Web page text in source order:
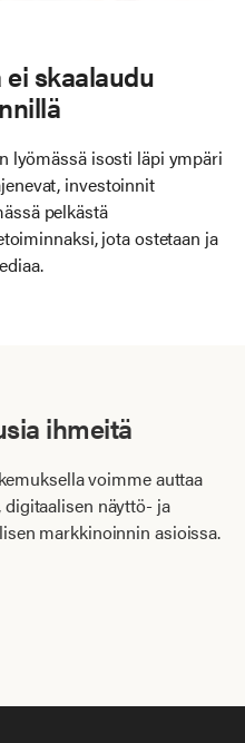
skaalaudu
lyömässä isosti läpi ympäri
investoinnit
pelkästä
jota ostetaan ja
ihmeitä
voimme auttaa
näyttö- ja
markkinoinnin asioissa.